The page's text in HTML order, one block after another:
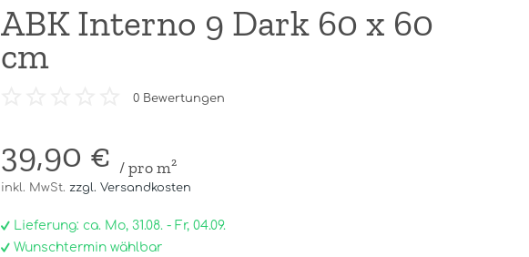
ABK Interno 9 Dark 60 x 60
cm
0Bewertungen
39,90 € / pro m²
inkl. MwSt. zzgl. Versandkosten
Lieferung: ca. Mo, 31.08. - Fr, 04.09.
Wunschtermin wählbar